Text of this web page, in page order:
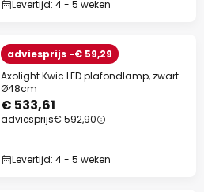
Levertijd: 4 - 5 weken
adviesprijs -€ 59,29
Axolight Kwic LED plafondlamp, zwart
Ø48cm
€ 533,61
adviesprijs€ 592,90
Levertijd: 4 - 5 weken